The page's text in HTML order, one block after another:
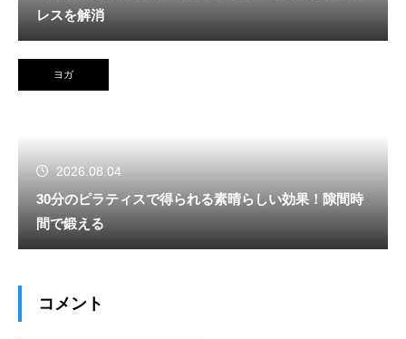
レスを解消
ヨガ
2026.08.04
30分のピラティスで得られる素晴らしい効果！隙間時
間で鍛える
コメント